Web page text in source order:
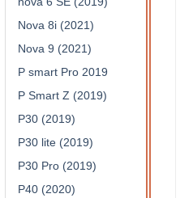
Nova 8i (2021)
Nova 9 (2021)
P smart Pro 2019
P Smart Z (2019)
P30 (2019)
P30 lite (2019)
P30 Pro (2019)
P40 (2020)